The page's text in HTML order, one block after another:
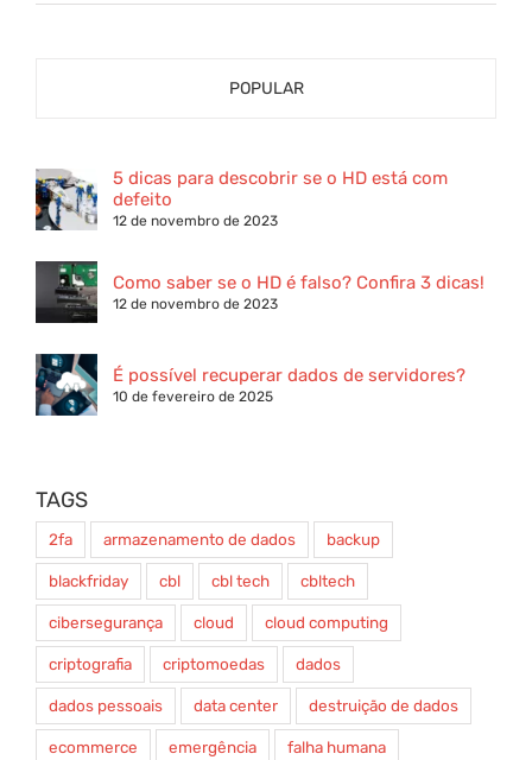
POPULAR
5 dicas para descobrir se o HD está com
defeito
12 de novembro de 2023
Como saber se o HD é falso? Confira 3 dicas!
12 de novembro de 2023
É possível recuperar dados de servidores?
10 de fevereiro de 2025
TAGS
2fa armazenamento de dados backup
blackfriday cbl cbl tech cbltech
cibersegurança cloud cloud computing
criptografia criptomoedas dados
dados pessoais data center destruição de dados
ecommerce emergência falha humana